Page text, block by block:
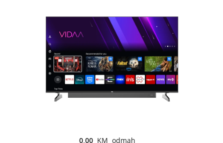
0,00 KM odmah